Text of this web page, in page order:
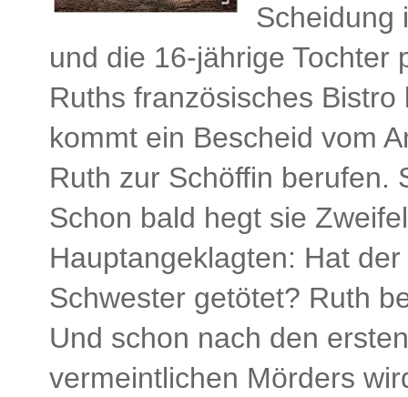
Scheidung
und die 16-jährige Tochter
Ruths französisches
kommt ein Bescheid vom
Ruth zur Schöffin berufen.
Schon bald hegt sie
Hauptangeklagten: Hat
Schwester getötet? Ruth
Und schon nach den
vermeintlichen Mörders